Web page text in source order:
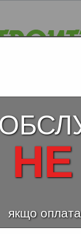
якщо